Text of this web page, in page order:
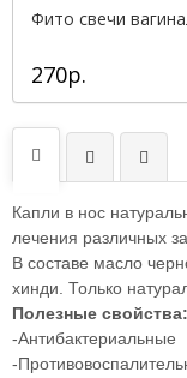
Фито свечи
270р.
Капли в нос
лечения различных
В составе масло
хинди. Только н
Полезные свойства:
-Антибактериальные
-